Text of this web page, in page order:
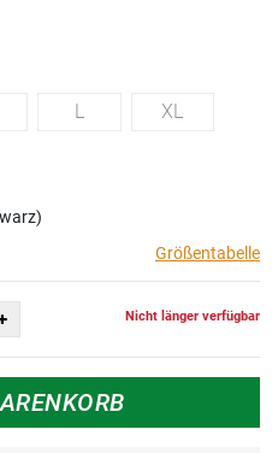
L XL
Größentabelle
Nicht länger verfügbar